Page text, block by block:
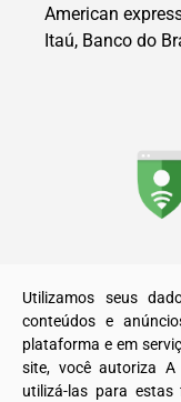
American
Itaú, Banco do
© 2025. Todos os
Utilizamos seus
conteúdos e
plataforma e em
site, você autoriza
utilizá-las para estas